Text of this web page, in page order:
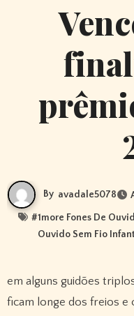
By avadale5078
#1more Fones De
Ouvido Sem Fio
em alguns guidões
ficam longe dos freios e